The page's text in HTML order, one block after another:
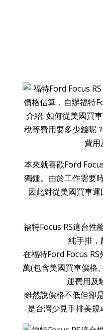
本來就喜歡Ford
獨鍾。由於工作需要
因此對從美國買車
福特Focus RS這台性
純手排，
在福特Ford Focus
萬(包含美國買車價格
運費用及
雖然說價格不低但卻
是台灣少見手排美規